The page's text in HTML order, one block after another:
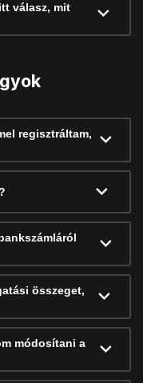
válasz, mit
regisztráltam,
összeget,
módosítani a